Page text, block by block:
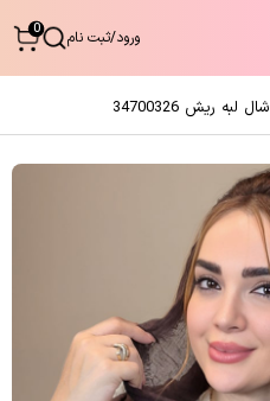
ورود/ثبت نام 0
شال لبه ریش 34700326